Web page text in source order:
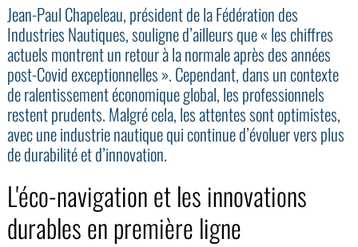
Jean-Paul Chapeleau, président de la Fédération des
Industries Nautiques, souligne d’ailleurs que « les chiffres
actuels montrent un retour à la normale après des années
post-Covid exceptionnelles ». Cependant, dans un contexte
de ralentissement économique global, les professionnels
restent prudents. Malgré cela, les attentes sont optimistes,
avec une industrie nautique qui continue d’évoluer vers plus
de durabilité et d’innovation.
L'éco-navigation et les innovations
durables en première ligne